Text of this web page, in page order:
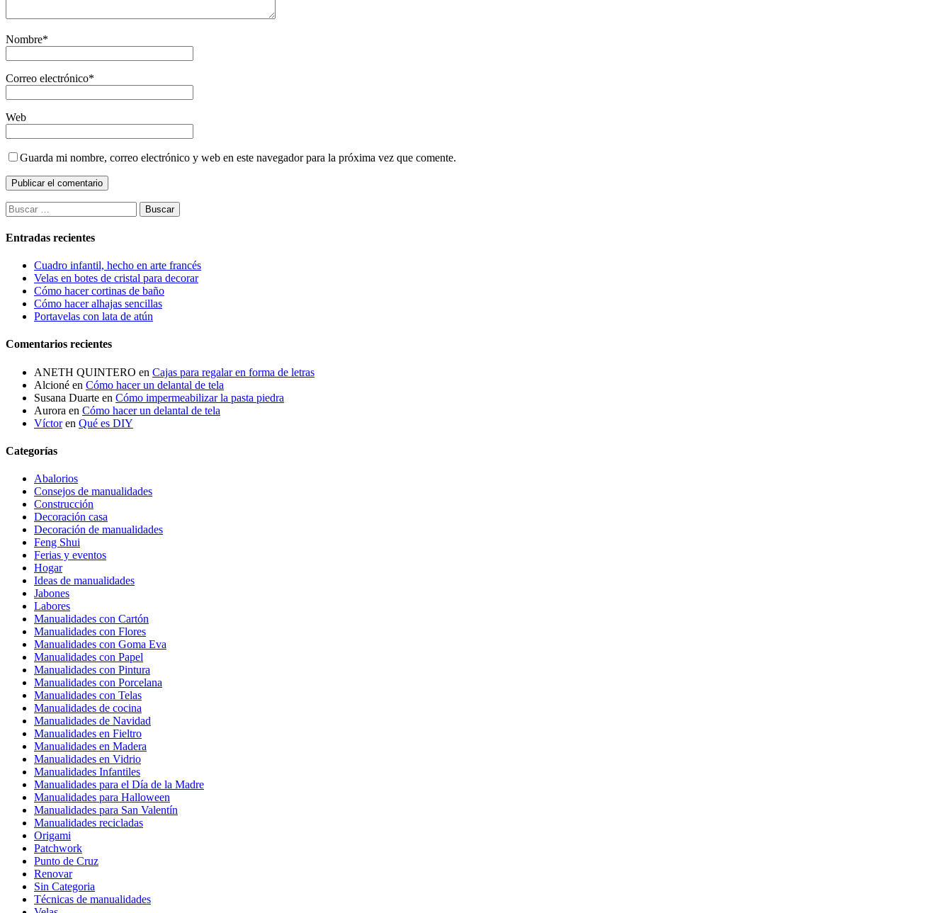
Nombre*
Correo electrónico*
Web
Guarda mi nombre, correo electrónico y web en este navegador para la próxima vez que comente.
Buscar:
Entradas recientes
Cuadro infantil, hecho en arte francés
Velas en botes de cristal para decorar
Cómo hacer cortinas de baño
Cómo hacer alhajas sencillas
Portavelas con lata de atún
Comentarios recientes
ANETH QUINTERO en Cajas para regalar en forma de letras
Alcioné en Cómo hacer un delantal de tela
Susana Duarte en Cómo impermeabilizar la pasta piedra
Aurora en Cómo hacer un delantal de tela
Víctoren Qué es DIY
Categorías
Abalorios
Consejos de manualidades
Construcción
Decoración casa
Decoración de manualidades
Feng Shui
Ferias y eventos
Hogar
Ideas de manualidades
Jabones
Labores
Manualidades con Cartón
Manualidades con Flores
Manualidades con Goma Eva
Manualidades con Papel
Manualidades con Pintura
Manualidades con Porcelana
Manualidades con Telas
Manualidades de cocina
Manualidades de Navidad
Manualidades en Fieltro
Manualidades en Madera
Manualidades en Vidrio
Manualidades Infantiles
Manualidades para el Día de la Madre
Manualidades para Halloween
Manualidades para San Valentín
Manualidades recicladas
Origami
Patchwork
Punto de Cruz
Renovar
Sin Categoria
Técnicas de manualidades